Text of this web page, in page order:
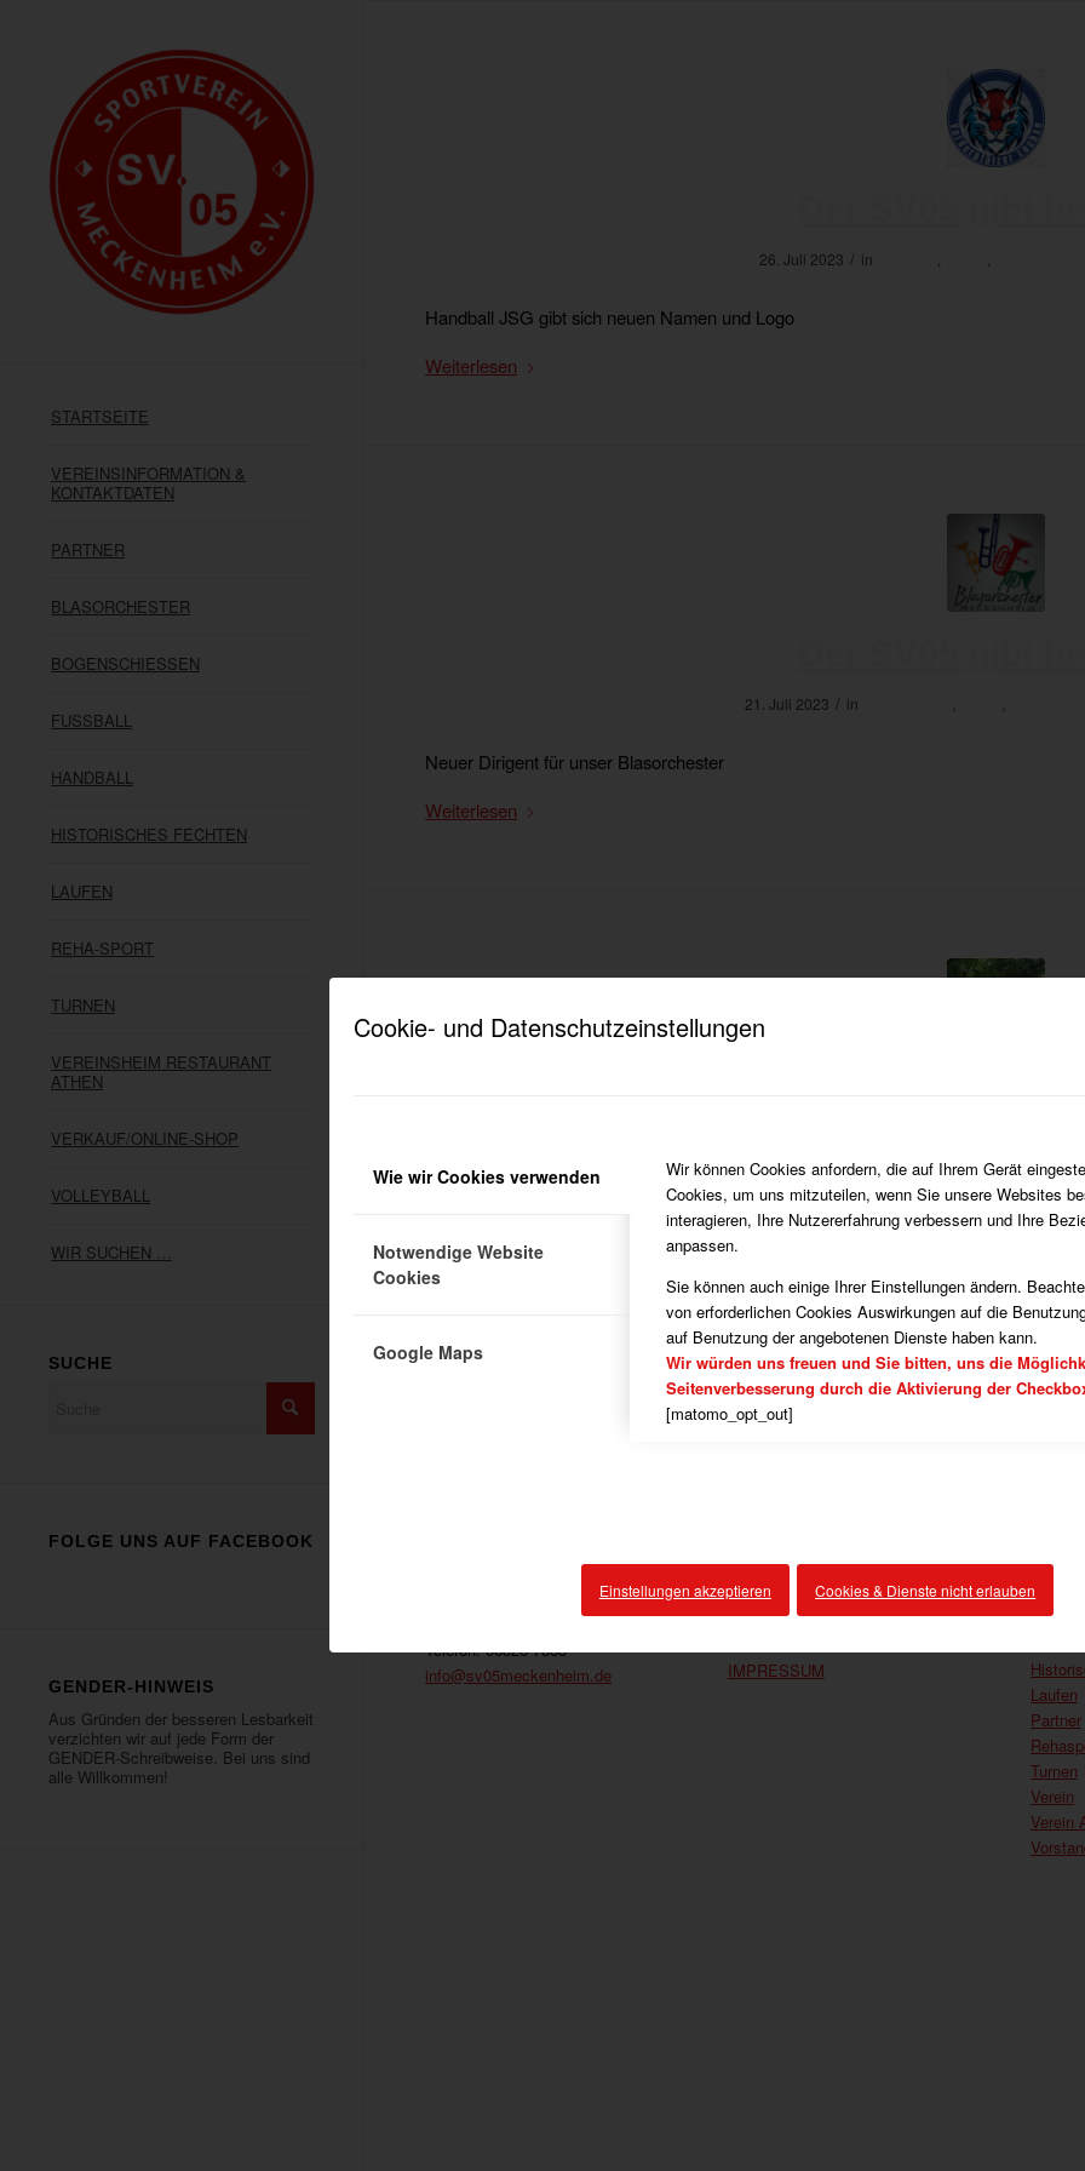
Cookie- und Datenschutzeinstellungen
Wie wir Cookies verwenden
Notwendige Website
Cookies
Google Maps
Wir können Cookies anfordern, die auf Ihrem Gerät
Cookies, um uns mitzuteilen, wenn Sie unsere Websites
interagieren, Ihre Nutzererfahrung verbessern und Ihre
anpassen.
Sie können auch einige Ihrer Einstellungen ändern.
von erforderlichen Cookies Auswirkungen auf die
auf Benutzung der angebotenen Dienste haben kann.
Wir würden uns freuen und Sie bitten, uns die
Seitenverbesserung durch die Aktivierung der
[matomo_opt_out]
Einstellungen akzeptieren Cookies & Dienste nicht erlauben
STARTSEITE
VEREINSINFORMATION &
KONTAKTDATEN
PARTNER
BLASORCHESTER
BOGENSCHIESSEN
FUSSBALL
HANDBALL
HISTORISCHES FECHTEN
LAUFEN
REHA-SPORT
TURNEN
VEREINSHEIM RESTAURANT
ATHEN
VERKAUF/ONLINE-SHOP
VOLLEYBALL
WIR SUCHEN …
SUCHE
FOLGE UNS AUF FACEBOOK
GENDER-HINWEIS
Aus Gründen der besseren Lesbarkeit
verzichten wir auf jede Form der
GENDER-Schreibweise. Bei uns sind
alle Willkommen!
26. Juli 2023 / in
Handball JSG gibt sich neuen Namen und Logo
Weiterlesen
21. Juli 2023 / in
Neuer Dirigent für unser Blasorchester
Weiterlesen
Handball-Abteilung gründet JSG
Weiterlesen
SV05 Meckenheim e.V.
Telefon: 06326 7863
info@sv05meckenheim.de
DATENSCHUTZ HINWEISE
IMPRESSUM
Fußball
Laufen
Partner
Turnen
Verein
Verein